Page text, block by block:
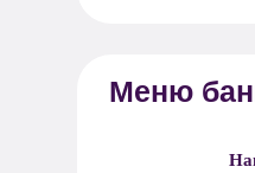
Меню